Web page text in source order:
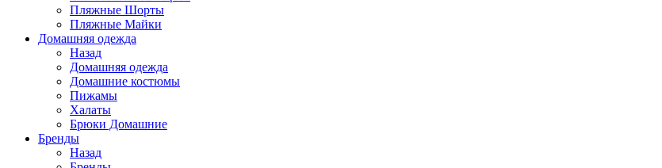
Пляжные Шорты
Пляжные Майки
Домашняя одежда
Назад
Домашняя одежда
Домашние костюмы
Пижамы
Халаты
Брюки Домашние
Бренды
Назад